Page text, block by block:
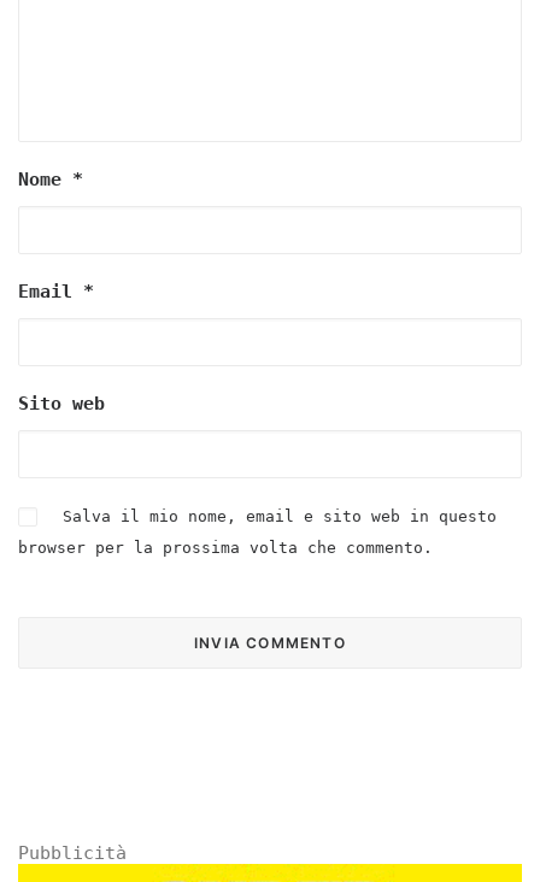
Nome *
Email *
Sito web
Salva il mio nome, email e sito web in questo
browser per la prossima volta che commento.
Pubblicità